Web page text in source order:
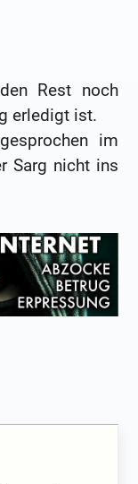
Rest noch
erledigt ist.
im
Sarg nicht ins